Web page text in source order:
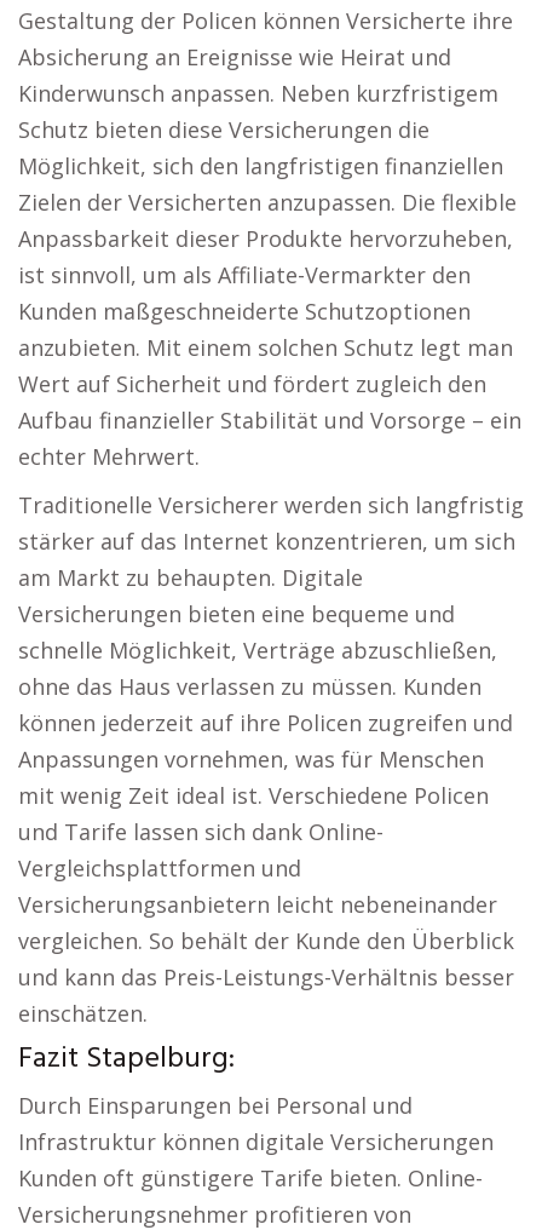
Gestaltung der Policen können Versicherte ihre
Absicherung an Ereignisse wie Heirat und
Kinderwunsch anpassen. Neben kurzfristigem
Schutz bieten diese Versicherungen die
Möglichkeit, sich den langfristigen finanziellen
Zielen der Versicherten anzupassen. Die flexible
Anpassbarkeit dieser Produkte hervorzuheben,
ist sinnvoll, um als Affiliate-Vermarkter den
Kunden maßgeschneiderte Schutzoptionen
anzubieten. Mit einem solchen Schutz legt man
Wert auf Sicherheit und fördert zugleich den
Aufbau finanzieller Stabilität und Vorsorge – ein
echter Mehrwert.
Traditionelle Versicherer werden sich langfristig
stärker auf das Internet konzentrieren, um sich
am Markt zu behaupten. Digitale
Versicherungen bieten eine bequeme und
schnelle Möglichkeit, Verträge abzuschließen,
ohne das Haus verlassen zu müssen. Kunden
können jederzeit auf ihre Policen zugreifen und
Anpassungen vornehmen, was für Menschen
mit wenig Zeit ideal ist. Verschiedene Policen
und Tarife lassen sich dank Online-
Vergleichsplattformen und
Versicherungsanbietern leicht nebeneinander
vergleichen. So behält der Kunde den Überblick
und kann das Preis-Leistungs-Verhältnis besser
einschätzen.
Fazit Stapelburg:
Durch Einsparungen bei Personal und
Infrastruktur können digitale Versicherungen
Kunden oft günstigere Tarife bieten. Online-
Versicherungsnehmer profitieren von